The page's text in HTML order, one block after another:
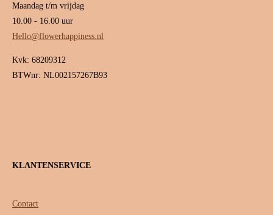
Maandag t/m vrijdag
10.00 - 16.00 uur
Hello@flowerhappiness.nl
Kvk: 68209312
BTWnr: NL002157267B93
KLANTENSERVICE
Contact